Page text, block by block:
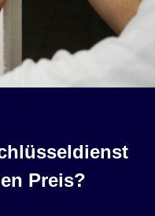
Preis?